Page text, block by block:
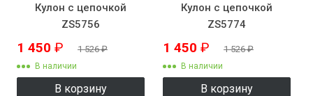
Кулон с цепочкой
ZS5756
1 450 ₽ 1 526₽
В наличии
В корзину
Кулон с цепочкой
ZS5774
1 450 ₽ 1 526₽
В наличии
В корзину